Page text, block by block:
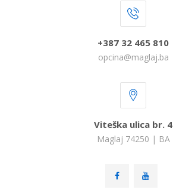
+387 32 465 810
opcina@maglaj.ba
Viteška ulica br. 4
Maglaj 74250 | BA